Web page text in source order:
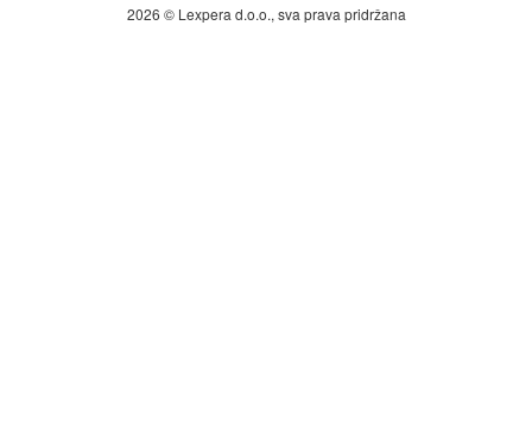
2026 © Lexpera d.o.o., sva prava pridržana